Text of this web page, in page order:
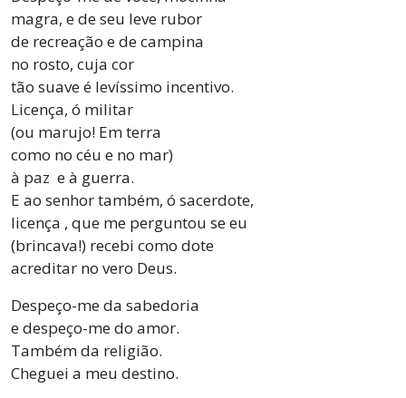
magra, e de seu leve rubor
de recreação e de campina
no rosto, cuja cor
tão suave é levíssimo incentivo.
Licença, ó militar
(ou marujo! Em terra
como no céu e no mar)
à paz e à guerra.
E ao senhor também, ó sacerdote,
licença , que me perguntou se eu
(brincava!) recebi como dote
acreditar no vero Deus.
Despeço-me da sabedoria
e despeço-me do amor.
Também da religião.
Cheguei a meu destino.